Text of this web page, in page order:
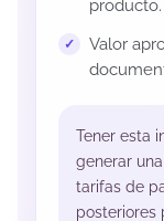
producto.
Valor
Tener esta
generar
tarifas de
posteriores